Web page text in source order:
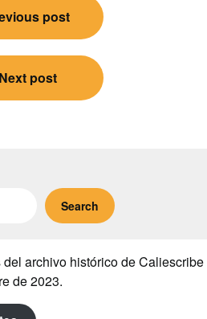
post
Next post
Search
archivo histórico de Caliescribe
de 2023.